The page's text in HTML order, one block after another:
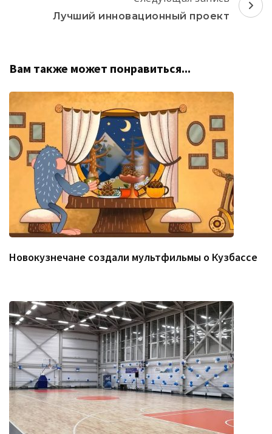
Лучший инновационный проект
Вам также может понравиться...
Новокузнечане создали мультфильмы о Кузбассе